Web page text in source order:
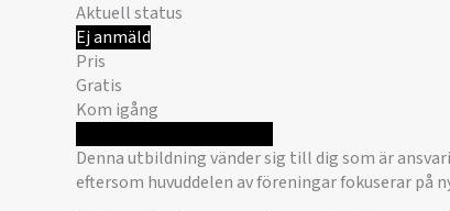
Aktuell status
Ej anmäld
Pris
Gratis
Kom igång
Denna utbildning vänder sig till dig som är
eftersom huvuddelen av föreningar fokuserar på